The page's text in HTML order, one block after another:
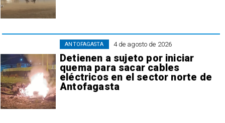
4 de agosto de 2026
Detienen a sujeto por iniciar
quema para sacar cables
eléctricos en el sector norte de
Antofagasta
ANTOFAGASTA